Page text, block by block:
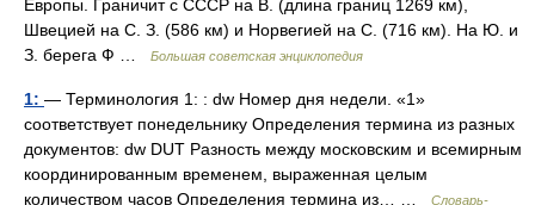
Европы. Граничит с СССР на В. (длина границ 1269 км),
Швецией на С. З. (586 км) и Норвегией на С. (716 км). На Ю. и
З. берега Ф …
Большая советская энциклопедия
1: — Терминология 1: : dw Номер дня недели. «1»
соответствует понедельнику Определения термина из разных
документов: dw DUT Разность между московским и всемирным
координированным временем, выраженная целым
количеством часов Определения термина из… …
Словарь-